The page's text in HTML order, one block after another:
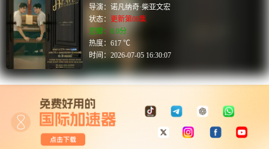
导演：诺凡纳奇·柴亚文宏
状态：
更新第06集
豆瓣：0.0分
热度：617 ℃
时间：2026-07-05 16:30:07